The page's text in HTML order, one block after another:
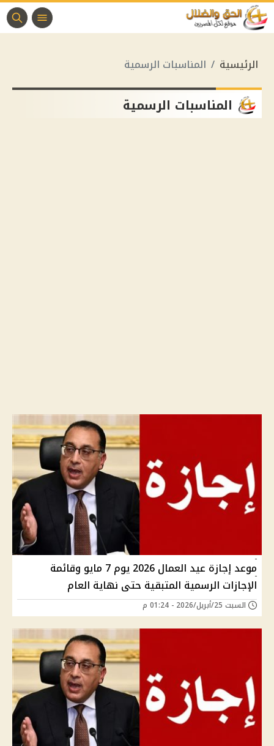
الرئيسية المناسبات الرسمية
المناسبات الرسمية
موعد إجازة عيد العمال 2026 يوم 7 مايو وقائمة
الإجازات الرسمية المتبقية حتى نهاية العام
السبت 25/أبريل/2026 - 01:24 م